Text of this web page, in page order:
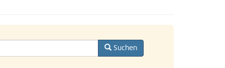
Suchen